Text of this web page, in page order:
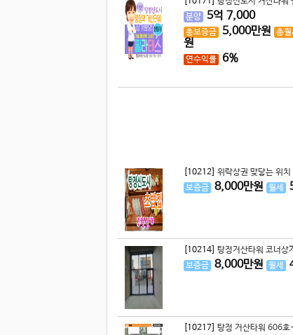
분양
5억 7,000
총보증금 5,000만원 총월
원
연수익률 6%
[10212] 위락상권 맞닿는 위
보증금 8,000만원 월세
[10214] 탕정거산타워 코너상
보증금 8,000만원 월세
[10217]
탕정 거산타워 606